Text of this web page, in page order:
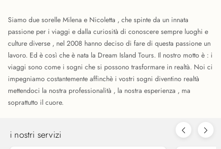
Siamo due sorelle Milena e Nicoletta , che spinte da un innata
passione per i viaggi e dalla curiosità di conoscere sempre luoghi e
culture diverse , nel 2008 hanno deciso di fare di questa passione un
lavoro. Ed è così che è nata la Dream Island Tours. Il nostro motto è : i
viaggi sono come i sogni che si possono trasformare in realtà. Noi ci
impegniamo costantemente affinchè i vostri sogni diventino realtà
mettendoci la nostra professionalità , la nostra esperienza , ma
soprattutto il cuore.
i nostri servizi